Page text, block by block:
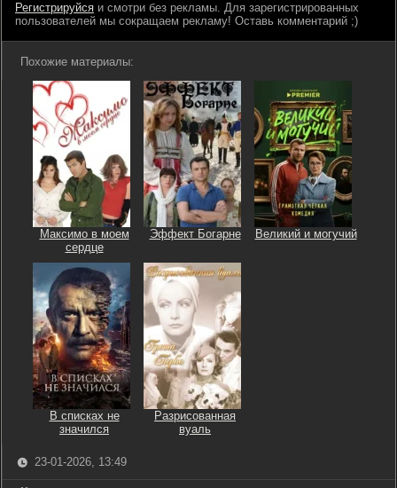
Регистрируйся и смотри без рекламы. Для зарегистрированных
пользователей мы сокращаем рекламу! Оставь комментарий ;)
Похожие материалы:
Максимо в моем
сердце
Эффект Богарне Великий и могучий
В списках не
значился
Разрисованная
вуаль
23-01-2026, 13:49